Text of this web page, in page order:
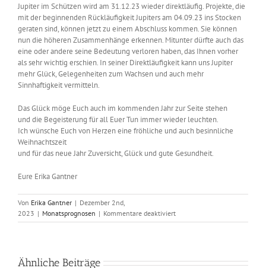
Jupiter im Schützen wird am 31.12.23 wieder direktläufig. Projekte, die
mit der beginnenden Rückläufigkeit Jupiters am 04.09.23 ins Stocken
geraten sind, können jetzt zu einem Abschluss kommen. Sie können
nun die höheren Zusammenhänge erkennen. Mitunter dürfte auch das
eine oder andere seine Bedeutung verloren haben, das Ihnen vorher
als sehr wichtig erschien. In seiner Direktläufigkeit kann uns Jupiter
mehr Glück, Gelegenheiten zum Wachsen und auch mehr
Sinnhaftigkeit vermitteln.
Das Glück möge Euch auch im kommenden Jahr zur Seite stehen
und die Begeisterung für all Euer Tun immer wieder leuchten.
Ich wünsche Euch von Herzen eine fröhliche und auch besinnliche
Weihnachtszeit
und für das neue Jahr Zuversicht, Glück und gute Gesundheit.
Eure Erika Gantner
Von Erika Gantner | Dezember 2nd,
2023 | Monatsprognosen | Kommentare deaktiviertfür
Astrologisch
–
Ähnliche Beiträge